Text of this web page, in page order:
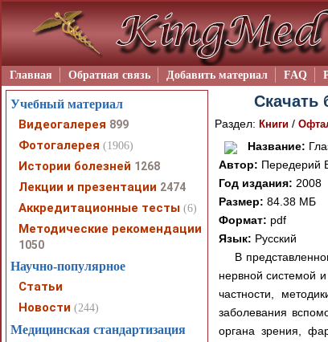
Главная Обратная связь Добавить материал FAQ
Скачать
Раздел: Книги /
Название:
Автор: Передерий
Год издания: 2008
Размер: 84.38 МБ
Формат: pdf
Язык: Русский
В
нервной системой
частности,
заболевания
органа зрения,
Учебный материал
Видеогалерея 899
Фотогалерея (1906)
Истории болезней 1268
Лекции и презентации 2474
Аккредитационные тесты (6)
Методические рекомендации
1050
Научно-популярное
Статьи
Новости (244)
Медицинская стандартизация